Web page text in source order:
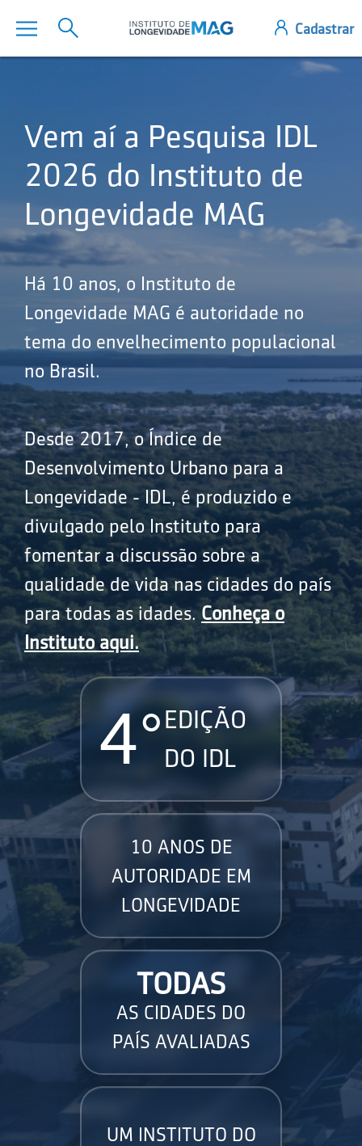
Vem aí a Pesquisa IDL
2026 do Instituto de
Longevidade MAG
Há 10 anos, o Instituto de
Longevidade MAG é autoridade no
tema do envelhecimento populacional
no Brasil.
Desde 2017, o Índice de
Desenvolvimento Urbano para a
Longevidade - IDL, é produzido e
divulgado pelo Instituto para
fomentar a discussão sobre a
qualidade de vida nas cidades do país
para todas as idades.Conheça o
Instituto aqui.
4° EDIÇÃO
DO IDL
10 ANOS DE
AUTORIDADE EM
LONGEVIDADE
TODAS
AS CIDADES DO
PAÍS AVALIADAS
UM INSTITUTO DO